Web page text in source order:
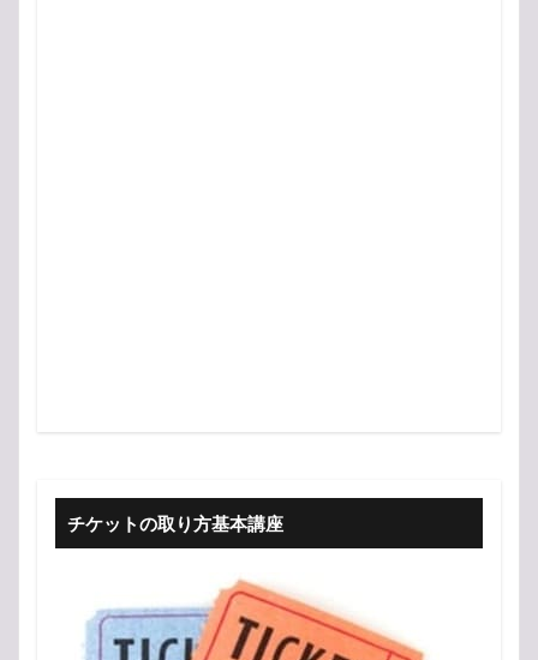
チケットの取り方基本講座